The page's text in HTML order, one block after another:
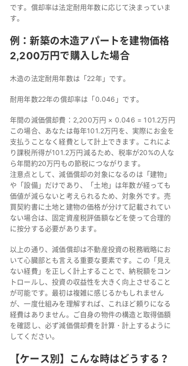
です。償却率は法定耐用年数に応じて決まっていま
す。
例：新築の木造アパートを建物価格
2,200万円で購入した場合
木造の法定耐用年数は「22年」です。
耐用年数22年の償却率は「0.046」です。
年間の減価償却費：2,200万円 × 0.046 = 101.2万円
この場合、あなたは毎年101.2万円を、実際にお金を
支払うことなく経費として計上できます。これによ
り課税所得が101.2万円減るため、税率が20%の人な
ら年間約20万円もの節税につながります。
注意点として、減価償却の対象になるのは「建物」
や「設備」だけであり、「土地」は年数が経っても
価値が減らないと考えられるため、対象外です。売
買契約書に土地と建物の価格が分けて記載されてい
ない場合は、固定資産税評価額などを使って合理的
に按分する必要があります。
以上の通り、減価償却は不動産投資の税務戦略にお
いて心臓部とも言える重要な要素です。この「見え
ない経費」を正しく計上することで、納税額をコン
トロールし、投資の収益性を大きく向上させること
が可能です。最初は複雑に感じるかもしれません
が、一度仕組みを理解すれば、これほど頼りになる
経費はありません。ご自身の物件の構造と取得価額
を確認し、必ず減価償却費を計算・計上するように
してください。
【ケース別】こんな時はどうする？